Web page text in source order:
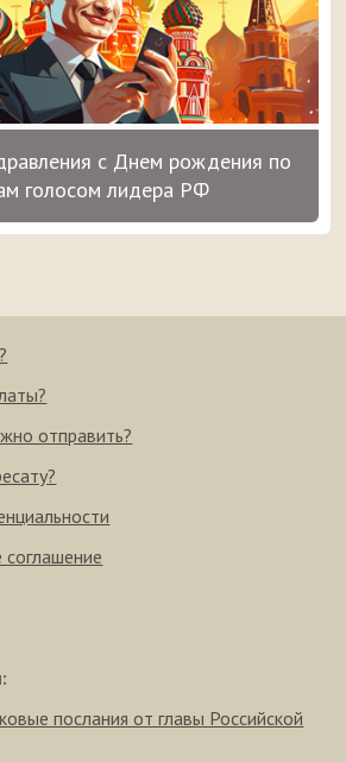
с Днем рождения по
голосом лидера РФ
отправить?
соглашение
послания от главы Российской